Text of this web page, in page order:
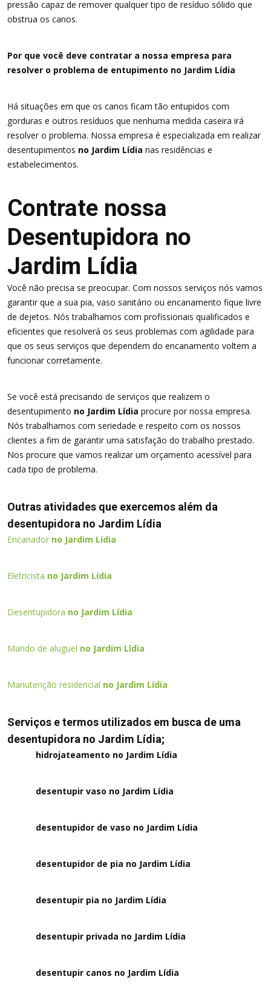
pressão capaz de remover qualquer tipo de resíduo sólido que
obstrua os canos.
Por que você deve contratar a nossa empresa para
resolver o problema de entupimento no Jardim Lídia
Há situações em que os canos ficam tão entupidos com
gorduras e outros resíduos que nenhuma medida caseira irá
resolver o problema. Nossa empresa é especializada em realizar
desentupimentos no Jardim Lídia nas residências e
estabelecimentos.
Contrate nossa
Desentupidora no
Jardim Lídia
Você não precisa se preocupar. Com nossos serviços nós vamos
garantir que a sua pia, vaso sanitário ou encanamento fique livre
de dejetos. Nós trabalhamos com profissionais qualificados e
eficientes que resolverá os seus problemas com agilidade para
que os seus serviços que dependem do encanamento voltem a
funcionar corretamente.
Se você está precisando de serviços que realizem o
desentupimento no Jardim Lídia procure por nossa empresa.
Nós trabalhamos com seriedade e respeito com os nossos
clientes a fim de garantir uma satisfação do trabalho prestado.
Nos procure que vamos realizar um orçamento acessível para
cada tipo de problema.
Outras atividades que exercemos além da
desentupidora no Jardim Lídia
Encanador no Jardim Lídia
Eletricista no Jardim Lídia
Desentupidora no Jardim Lídia
Marido de aluguel no Jardim Lídia
Manutenção residencial no Jardim Lídia
Serviços e termos utilizados em busca de uma
desentupidora no Jardim Lídia;
hidrojateamento no Jardim Lídia
desentupir vaso no Jardim Lídia
desentupidor de vaso no Jardim Lídia
desentupidor de pia no Jardim Lídia
desentupir pia no Jardim Lídia
desentupir privada no Jardim Lídia
desentupir canos no Jardim Lídia